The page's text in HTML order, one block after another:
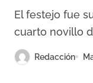
El Mella
El festejo fue suspendido a la muerte del
cuarto novillo
Redacción